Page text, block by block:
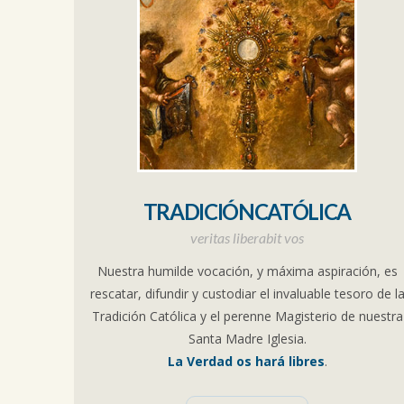
TRADICIÓNCATÓLICA
veritas liberabit vos
Nuestra humilde vocación, y máxima aspiración, es
rescatar, difundir y custodiar el invaluable tesoro de la
Tradición Católica y el perenne Magisterio de nuestra
Santa Madre Iglesia.
La Verdad os hará libres.